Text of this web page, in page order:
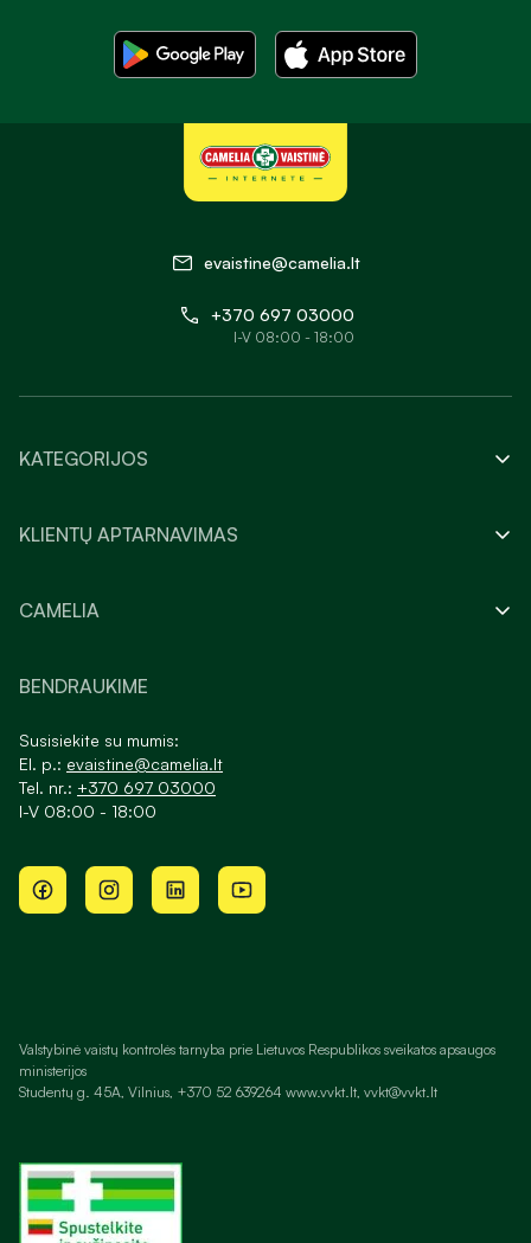
evaistine@camelia.lt
+370 697 03000
I-V 08:00 - 18:00
KATEGORIJOS
KLIENTŲ APTARNAVIMAS
CAMELIA
BENDRAUKIME
Susisiekite su mumis:
El. p.: evaistine@camelia.lt
Tel. nr.: +370 697 03000
I-V 08:00 - 18:00
Valstybinė vaistų kontrolės tarnyba prie Lietuvos Respublikos sveikatos apsaugos
ministerijos
Studentų g. 45A, Vilnius, +370 52 639264 www.vvkt.lt, vvkt@vvkt.lt